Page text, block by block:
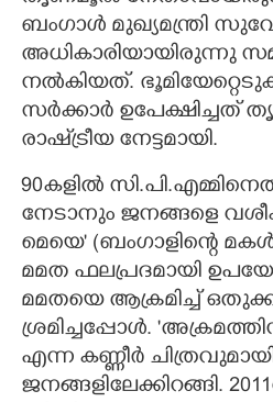
ബംഗാൾ മുഖ്യമന്ത്രി
അധികാരിയായിരുന്നു
നൽകിയത്.
സർക്കാർ
രാഷ്‌ട്രീയ നേട്ടമായി.
90കളിൽ
നേടാനും ജനങ്ങളെ
മെയെ' (ബംഗാളിന്റെ
മമത ഫലപ്രദമായി
മമതയെ ആക്രമിച്ച്
ശ്രമിച്ചപ്പോൾ.
എന്ന കണ്ണീർ
ജനങ്ങളിലേക്കിറങ്ങി.